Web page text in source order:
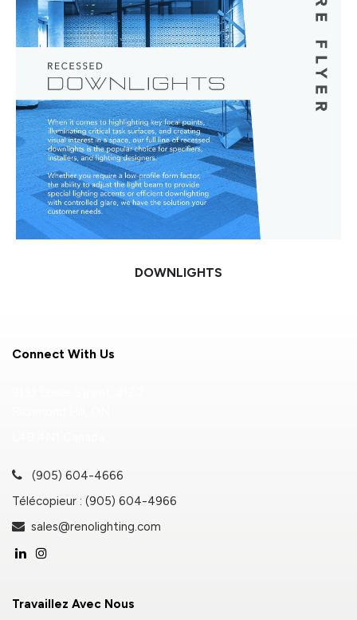
DOWNLIGHTS
Connect With Us
(905) 604-4666
Télécopieur : (905) 604-4966
sales@renolighting.com
Travaillez Avec Nous